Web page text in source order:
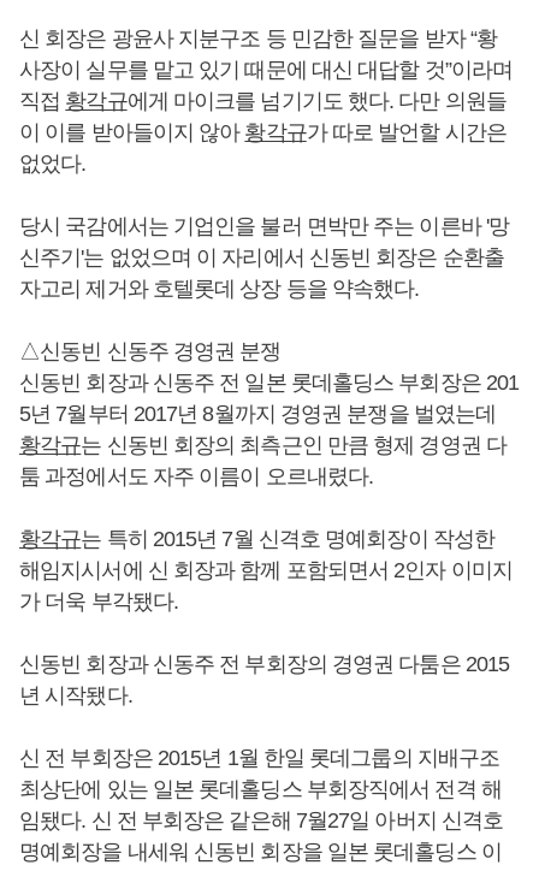
신 회장은 광윤사 지분구조 등 민감한 질문을 받자 “황
사장이 실무를 맡고 있기 때문에 대신 대답할 것”이라며
직접 황각규에게 마이크를 넘기기도 했다. 다만 의원들
이 이를 받아들이지 않아 황각규가 따로 발언할 시간은
없었다.
당시 국감에서는 기업인을 불러 면박만 주는 이른바 '망
신주기'는 없었으며 이 자리에서 신동빈 회장은 순환출
자고리 제거와 호텔롯데 상장 등을 약속했다.
△신동빈 신동주 경영권 분쟁
신동빈 회장과 신동주 전 일본 롯데홀딩스 부회장은 201
5년 7월부터 2017년 8월까지 경영권 분쟁을 벌였는데
황각규는 신동빈 회장의 최측근인 만큼 형제 경영권 다
툼 과정에서도 자주 이름이 오르내렸다.
황각규는 특히 2015년 7월 신격호 명예회장이 작성한
해임지시서에 신 회장과 함께 포함되면서 2인자 이미지
가 더욱 부각됐다.
신동빈 회장과 신동주 전 부회장의 경영권 다툼은 2015
년 시작됐다.
신 전 부회장은 2015년 1월 한일 롯데그룹의 지배구조
최상단에 있는 일본 롯데홀딩스 부회장직에서 전격 해
임됐다. 신 전 부회장은 같은해 7월27일 아버지 신격호
명예회장을 내세워 신동빈 회장을 일본 롯데홀딩스 이